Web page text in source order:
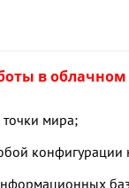
в облачном
мира;
конфигурации